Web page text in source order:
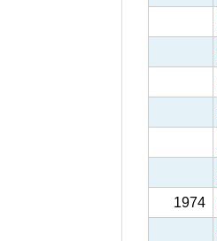
1974